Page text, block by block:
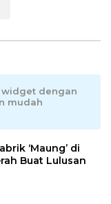
dengan
mudah
‘Maung’ di
Buat Lulusan